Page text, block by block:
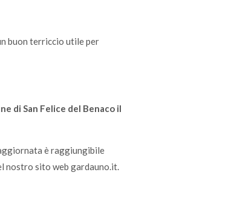
buon terriccio utile per
di San Felice del Benaco il
è raggiungibile
nostro sito web gardauno.it.